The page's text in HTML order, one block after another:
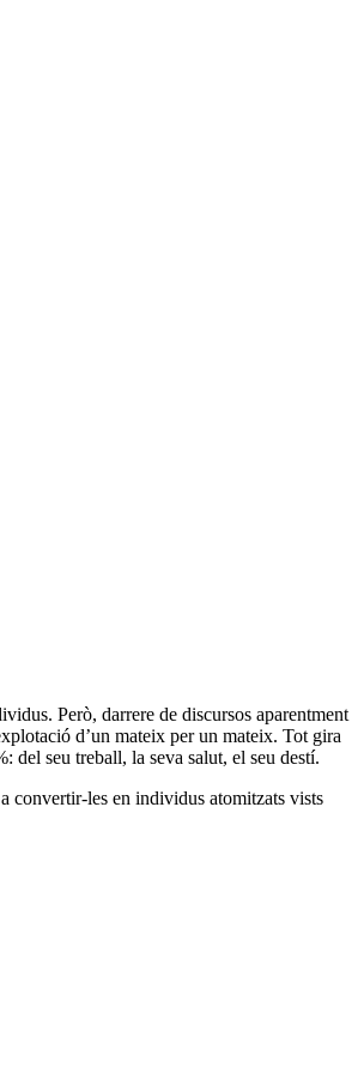
Però, darrere de discursos aparentment
d’un mateix per un mateix. Tot gira
del seu treball, la seva salut, el seu destí.
convertir-les en individus atomitzats vists